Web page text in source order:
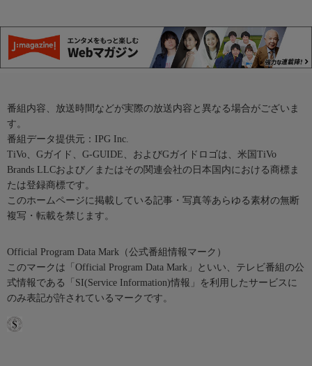
番組内容、放送時間などが実際の放送内容と異なる場合がございま
す。
番組データ提供元：IPG Inc.
TiVo、Gガイド、G-GUIDE、およびGガイドロゴは、米国TiVo
Brands LLCおよび／またはその関連会社の日本国内における商標ま
たは登録商標です。
このホームページに掲載している記事・写真等あらゆる素材の無断
複写・転載を禁じます。
Official Program Data Mark（公式番組情報マーク）
このマークは「Official Program Data Mark」といい、テレビ番組の公
式情報である「SI(Service Information)情報」を利用したサービスに
のみ表記が許されているマークです。